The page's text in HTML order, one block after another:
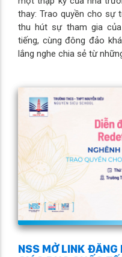
thay: Trao quyền cho sự
thu hút sự tham gia
tiếng, cùng đông đảo
lắng nghe chia sẻ từ
NSS MỞ LINK